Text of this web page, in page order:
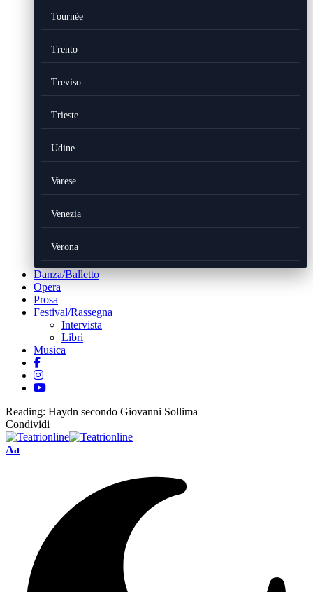
Tournèe
Trento
Treviso
Trieste
Udine
Varese
Venezia
Verona
Danza/Balletto
Opera
Prosa
Festival/Rassegna
Intervista
Libri
Musica
Reading: Haydn secondo Giovanni Sollima
Condividi
Font
Aa